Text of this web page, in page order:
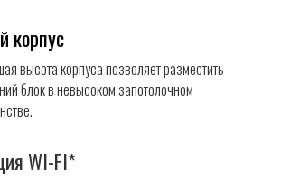
корпус
высота корпуса позволяет разместить
блок в невысоком запотолочном
WI-FI*